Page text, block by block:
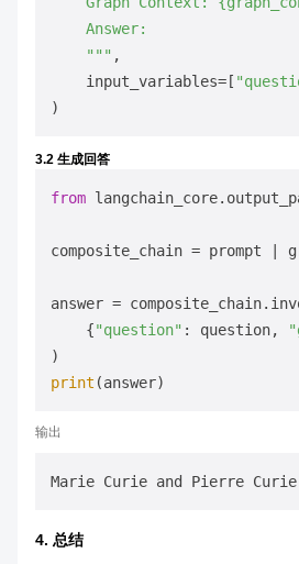
    Answer:
    """
,
    input_variables=[
3.2 生成回答
from
composite_chain = prompt |
answer =
    {
"question" : question,
print
输出
Marie Curie and Pierre
4. 总结